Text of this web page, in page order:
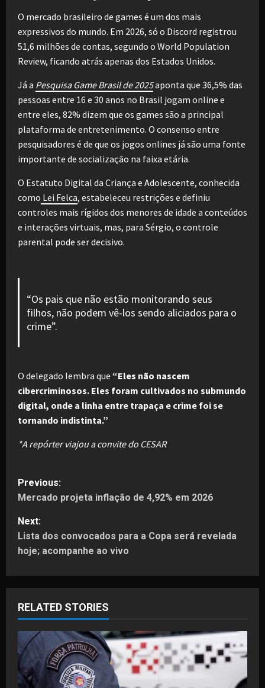
O mercado brasileiro de games é um dos mais
expressivos do mundo. Em 2026, só o Discord registrou
51,6 milhões de contas, segundo o World Population
Review, ficando atrás apenas dos Estados Unidos.
Já a Pesquisa Game Brasil de 2025aponta que 36,5% das
pessoas entre 16 e 30 anos no Brasil jogam online e
entre eles, 82% dizem que os games são a principal
plataforma de entretenimento. O consenso entre
pesquisadores é de que os jogos onlines já são uma fonte
importante de socialização na faixa etária.
O Estatuto Digital da Criança e Adolescente, conhecida
como Lei Felca, estabeleceu restrições e definiu
controles mais rígidos dos menores de idade a conteúdos
e interações virtuais, mas, para Sérgio, o controle
parental pode ser decisivo.
“Os pais que não estão monitorando seus
filhos, não podem vê-los sendo aliciados para o
crime”.
O delegado lembra que “Eles não nascem
cibercriminosos. Eles foram cultivados no submundo
digital, onde a linha entre trapaça e crime foi se
tornando indistinta.”
*A repórter viajou a convite do CESAR
P
o
s
t
n
a
v
i
g
Previous:
Mercado projeta inflação de 4,92% em 2026
Next:
Lista dos convocados para a Copa será revelada
hoje; acompanhe ao vivo
RELATED STORIES